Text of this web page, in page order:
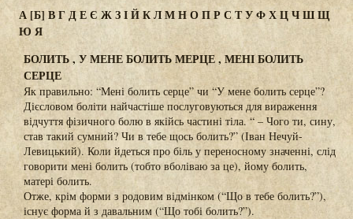
А[Б] ВГДЕЄ ЖЗІЙКЛМНОПРСТУФХЦЧШЩ
Ю Я
БОЛИТЬ , У МЕНЕ БОЛИТЬ МЕРЦЕ , МЕНІ БОЛИТЬ
СЕРЦЕ
Як правильно: “Мені болить серце” чи “У мене болить серце”?
Дієсловом боліти найчастіше послуговуються для вираження
відчуття фізичного болю в якійсь частині тіла. “ – Чого ти, сину,
став такий сумний? Чи в тебе щось болить?” (Іван Нечуй-
Левицький). Коли йдеться про біль у переносному значенні, слід
говорити мені болить (тобто вболіваю за це), йому болить,
матері болить.
Отже, крім форми з родовим відмінком (“Що в тебе болить?”),
існує форма й з давальним (“Що тобі болить?”).